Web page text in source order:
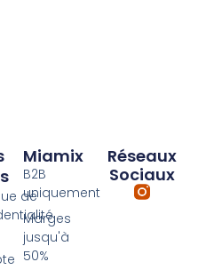
Miamix
B2B
uniquement
Marges
jusqu'à
50%
de
Réseaux
Sociaux